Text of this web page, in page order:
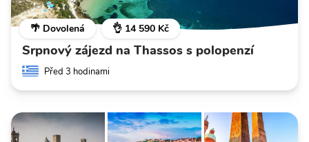
🌴 Dovolená 👌 14 590 Kč
Srpnový zájezd na Thassos s polopenzí
Před 3 hodinami